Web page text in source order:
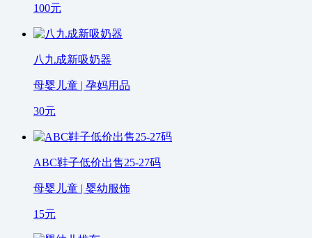
100元
八九成新吸奶器
母婴儿童 | 孕妈用品
30元
ABC鞋子低价出售25-27码
母婴儿童 | 婴幼服饰
15元